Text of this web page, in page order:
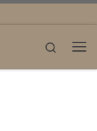
Search